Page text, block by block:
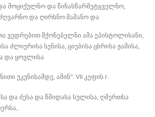
მოციქულნო და წინასწარმეტყველნო,
და ღირსნო მამანო და
ვედრებით მქონებელნი ამა ეპისტოლისანი,
ძლიერისა სენისა, ციებისა ცხრისა ჟამისა,
და ყოვლისა
უკუნისამდე, ამინ“. VII კეფის r.
და ძესა და წმიდასა სულისა, ღმერთსა